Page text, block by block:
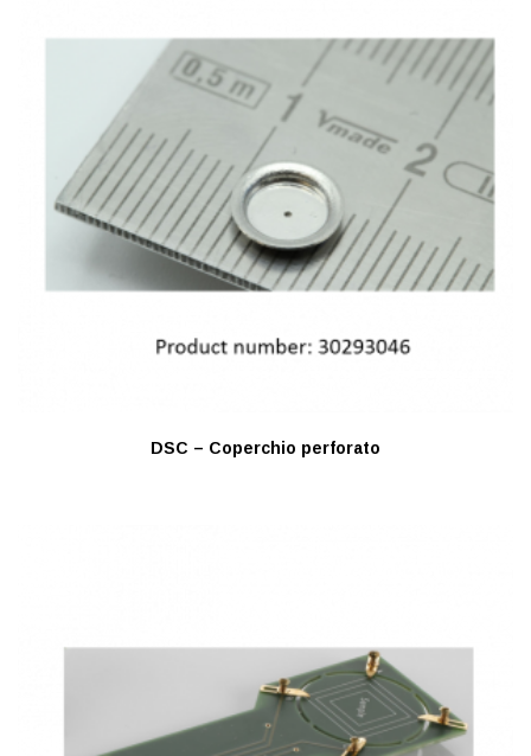
DSC – Coperchio perforato